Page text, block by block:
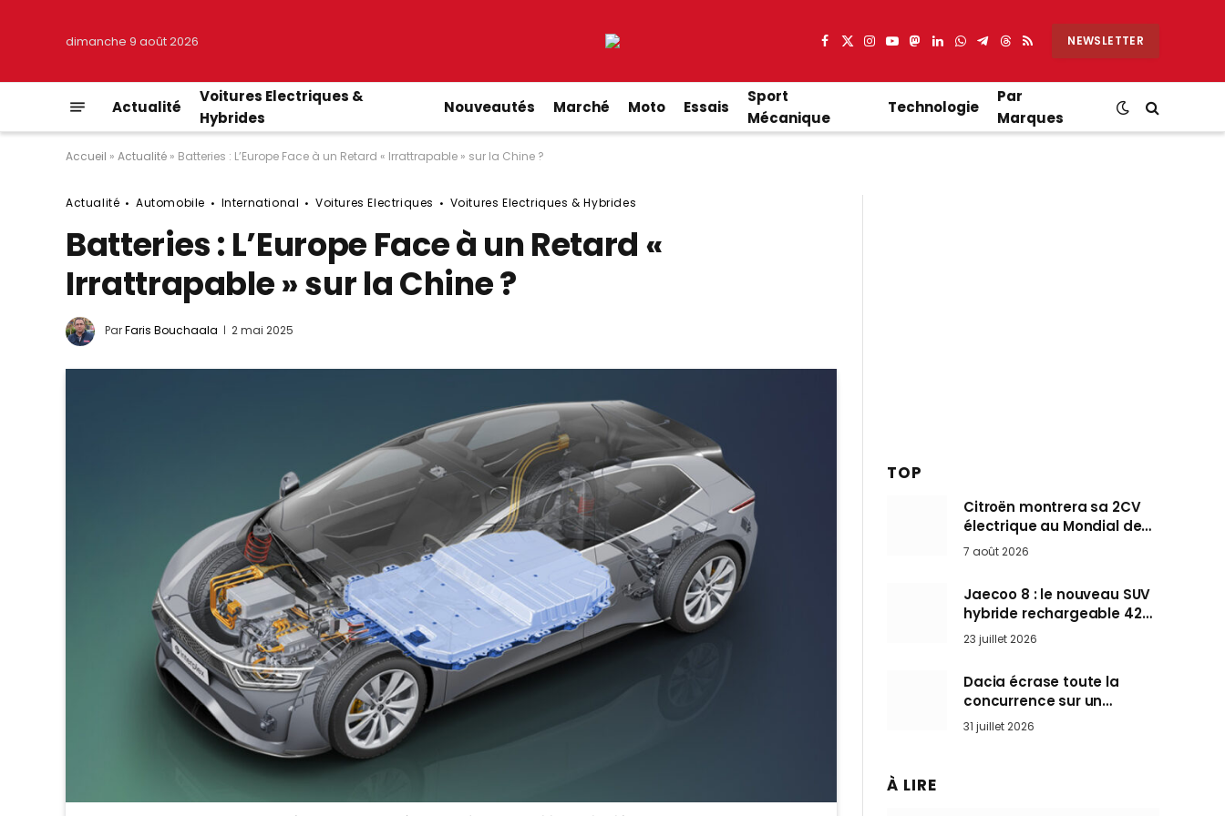
dimanche 9 août 2026 Facebook
X
Instagram
YouTube
Mastodon
LinkedIn
WhatsApp
Partager
Telegram
Threads
RSS NEWSLETTER
Actualité
Voitures Electriques &
Hybrides
Nouveautés Marché Moto Essais
Sport
Mécanique
Technologie
Par
Marques
Accueil » Actualité » Batteries : L’Europe Face à un Retard « Irrattrapable » sur la Chine ?
Actualité Automobile International Voitures Electriques Voitures Electriques & Hybrides
Batteries : L’Europe Face à un Retard «
Irrattrapable » sur la Chine ?
ParFaris Bouchaala 2 mai 2025
TOP
Citroën montrera sa 2CV
électrique au Mondial de
Paris pendant que BMW et
7 août 2026
Jaecoo 8 : le nouveau SUV
hybride rechargeable 428
ch qui vise l’Audi Q7 arrive
en Europe cet automne
23 juillet 2026
Dacia écrase toute la
concurrence sur un
marché où personne ne
l’attendait
31 juillet 2026
À LIRE